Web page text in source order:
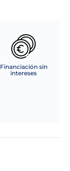
Financiación sin
intereses